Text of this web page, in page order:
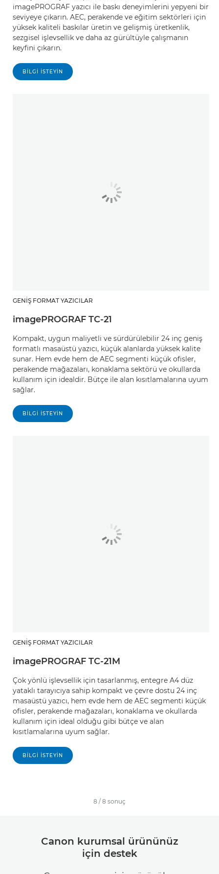
imagePROGRAF yazıcı ile baskı deneyimlerini yepyeni bir
seviyeye çıkarın. AEC, perakende ve eğitim sektörleri için
yüksek kaliteli baskılar üretin ve gelişmiş üretkenlik,
sezgisel işlevsellik ve daha az gürültüyle çalışmanın
keyfini çıkarın.
BILGI ISTEYIN
GENIŞ FORMAT YAZICILAR
imagePROGRAF TC-21
Kompakt, uygun maliyetli ve sürdürülebilir 24 inç geniş
formatlı masaüstü yazıcı, küçük alanlarda yüksek kalite
sunar. Hem evde hem de AEC segmenti küçük ofisler,
perakende mağazaları, konaklama sektörü ve okullarda
kullanım için idealdir. Bütçe ile alan kısıtlamalarına uyum
sağlar.
BILGI ISTEYIN
GENIŞ FORMAT YAZICILAR
imagePROGRAF TC-21M
Çok yönlü işlevsellik için tasarlanmış, entegre A4 düz
yataklı tarayıcıya sahip kompakt ve çevre dostu 24 inç
masaüstü yazıcı, hem evde hem de AEC segmenti küçük
ofisler, perakende mağazaları, konaklama ve okullarda
kullanım için ideal olduğu gibi bütçe ve alan
kısıtlamalarına uyum sağlar.
BILGI ISTEYIN
8 / 8 sonuç
Canon kurumsal ürününüz
için destek